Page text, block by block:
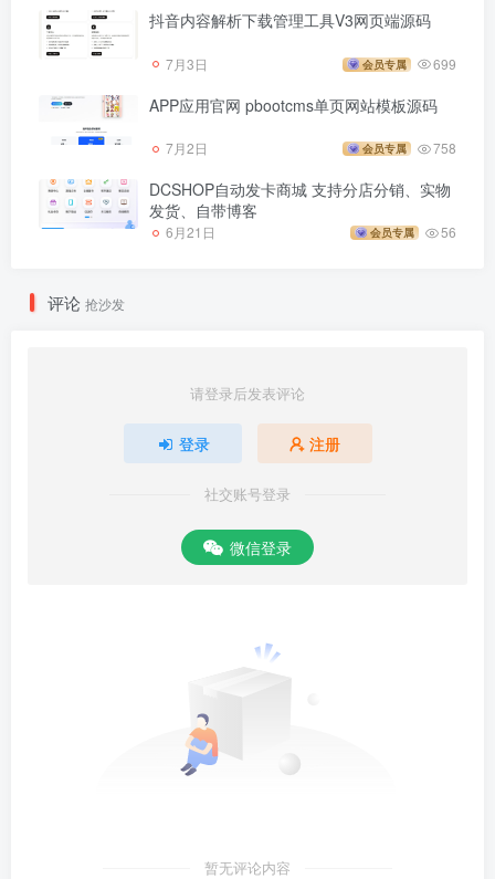
抖音内容解析下载管理工具V3网页端源码
7月3日 会员专属 699
APP应用官网 pbootcms单页网站模板源码
7月2日 会员专属 758
DCSHOP自动发卡商城 支持分店分销、实物
发货、自带博客
6月21日 会员专属 56
评论 抢沙发
请登录后发表评论
登录 注册
社交账号登录
微信登录
暂无评论内容